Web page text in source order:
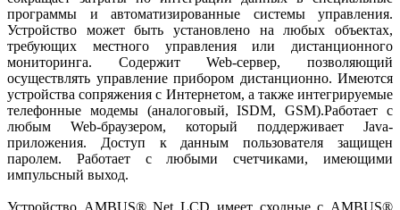
программы и автоматизированные системы управления.
Устройство может быть установлено на любых объектах,
требующих местного управления или дистанционного
мониторинга. Содержит Web-сервер, позволяющий
осуществлять управление прибором дистанционно. Имеются
устройства сопряжения с Интернетом, а также интегрируемые
телефонные модемы (аналоговый, ISDM, GSM).Работает с
любым Web-браузером, который поддерживает Java-
приложения. Доступ к данным пользователя защищен
паролем. Работает с любыми счетчиками, имеющими
импульсный выход.